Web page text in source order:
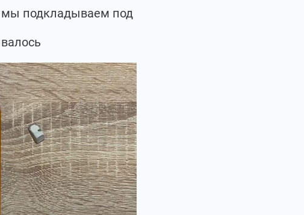
мы подкладываем под